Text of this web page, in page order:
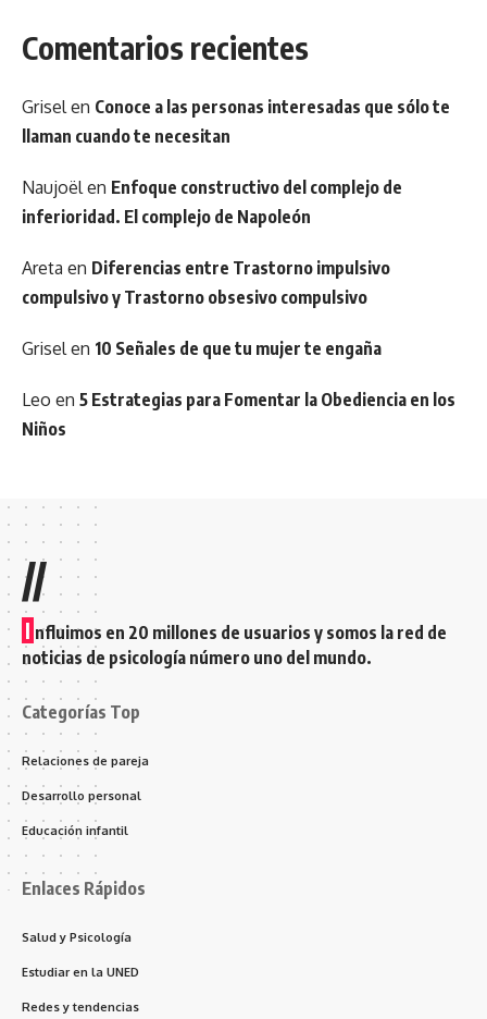
Comentarios recientes
Grisel en Conoce a las personas interesadas que sólo te
llaman cuando te necesitan
Naujoël en Enfoque constructivo del complejo de
inferioridad. El complejo de Napoleón
Areta en Diferencias entre Trastorno impulsivo
compulsivo y Trastorno obsesivo compulsivo
Grisel en 10 Señales de que tu mujer te engaña
Leo en 5 Estrategias para Fomentar la Obediencia en los
Niños
//
I nfluimos en 20 millones de usuarios y somos la red de
noticias de psicología número uno del mundo.
Categorías Top
Relaciones de pareja
Desarrollo personal
Educación infantil
Enlaces Rápidos
Salud y Psicología
Estudiar en la UNED
Redes y tendencias